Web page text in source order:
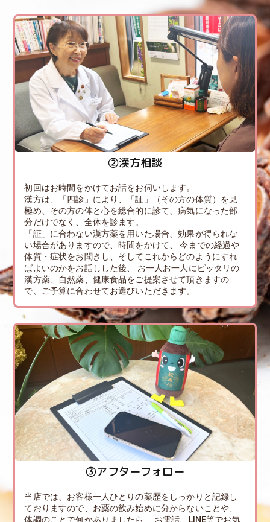
②漢方相談
初回はお時間をかけてお話をお伺いします。
漢方は、「四診」により、「証」（その方の体質）を見
極め、その方の体と心を総合的に診て、病気になった部
分だけでなく、全体を診ます。
「証」に合わない漢方薬を用いた場合、効果が得られな
い場合がありますので、時間をかけて、 今までの経過や
体質・症状をお聞きし、そしてこれからどのようにすれ
ばよいのかをお話しした後、 お一人お一人にピッタリの
漢方薬、自然薬、健康食品をご提案させて頂きますの
で、ご予算に合わせてお選びいただきます。
③アフターフォロー
当店では、お客様一人ひとりの薬歴をしっかりと記録し
ておりますので、お薬の飲み始めに分からないことや、
体調のことで何かありましたら、 お電話、LINE等でお気